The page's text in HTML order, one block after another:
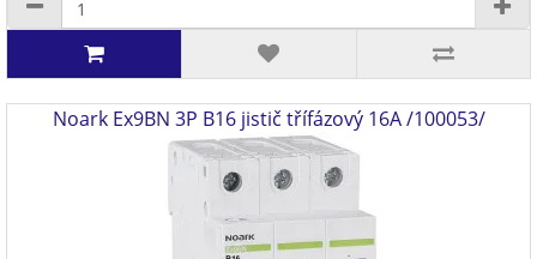
Noark Ex9BN 3P B16 jistič třífázový 16A /100053/